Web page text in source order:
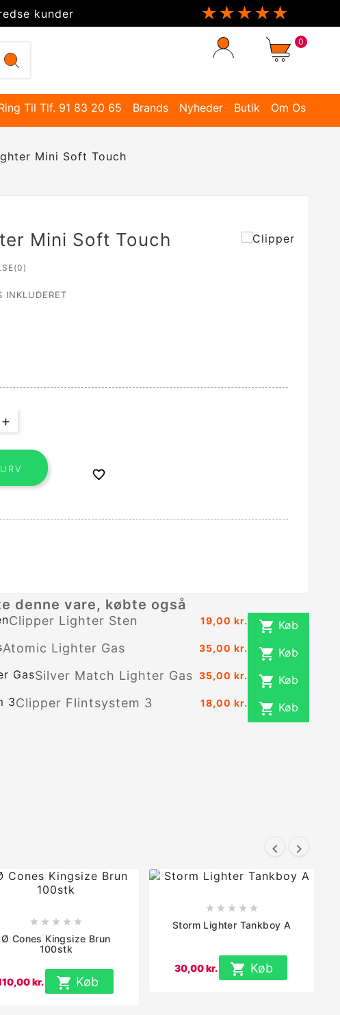
kunder ★★★★★
0
Til Tlf. 91 83 20 65 Brands Nyheder Butik Om Os
Mini Soft Touch
Mini Soft Touch
INKLUDERET

denne vare, købte også
Clipper Lighter Sten 19,00 kr.  Køb
Atomic Lighter Gas 35,00 kr.  Køb
Silver Match Lighter Gas 35,00 kr.  Køb
Clipper Flintsystem 3 18,00 kr.  Køb
 
    
Ø Cones Kingsize Brun
100stk
kr.  Køb
    
Storm Lighter Tankboy A
30,00 kr.  Køb